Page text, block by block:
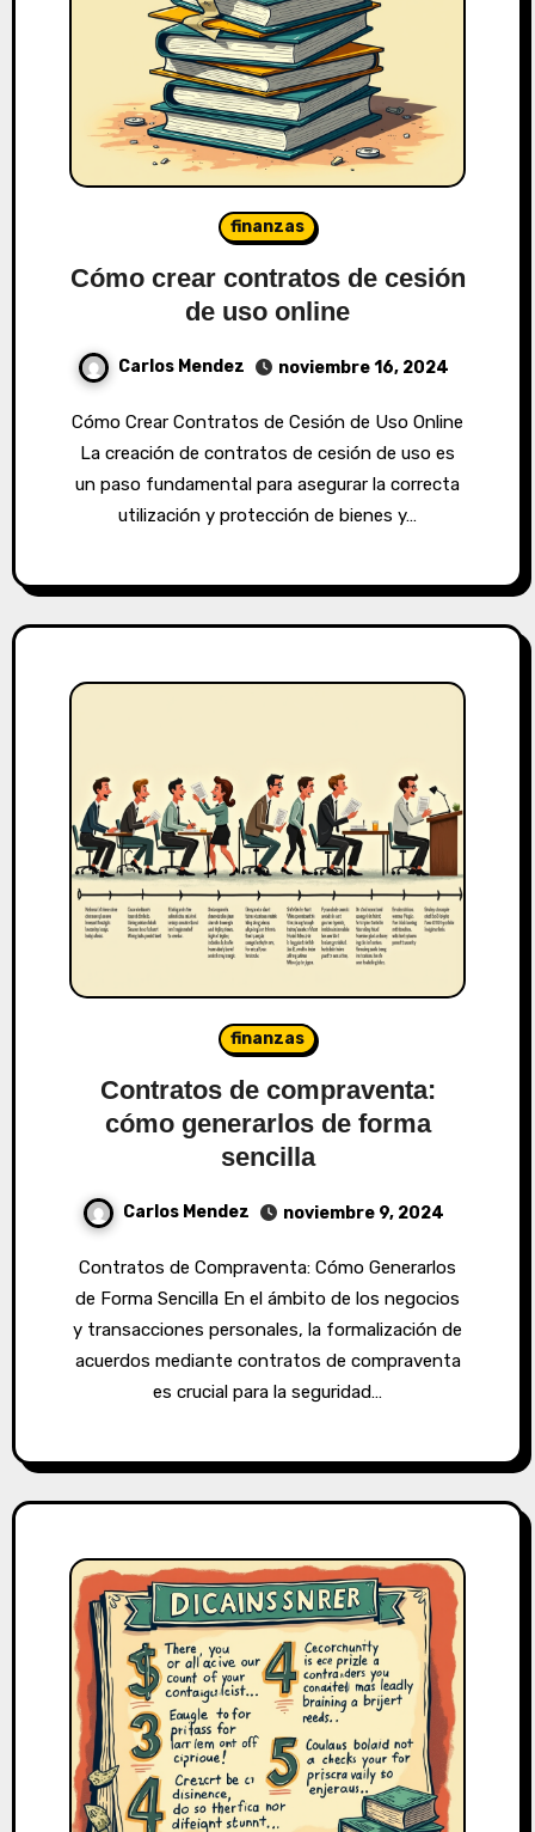
finanzas
Cómo crear contratos de cesión
de uso online
Carlos Mendez noviembre 16, 2024
Cómo Crear Contratos de Cesión de Uso Online
La creación de contratos de cesión de uso es
un paso fundamental para asegurar la correcta
utilización y protección de bienes y…
finanzas
Contratos de compraventa:
cómo generarlos de forma
sencilla
Carlos Mendez noviembre 9, 2024
Contratos de Compraventa: Cómo Generarlos
de Forma Sencilla En el ámbito de los negocios
y transacciones personales, la formalización de
acuerdos mediante contratos de compraventa
es crucial para la seguridad…